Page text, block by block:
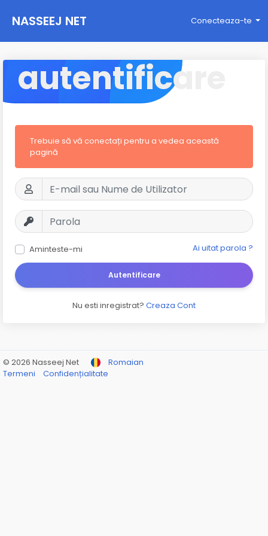
NASSEEJ NET Conecteaza-te
autentificare
Trebuie să vă conectați pentru a vedea această
pagină
Aminteste-mi Ai uitat parola ?
Autentificare
Nu esti inregistrat? Creaza Cont
© 2026 Nasseej Net
Romaian
Termeni
Confidențialitate